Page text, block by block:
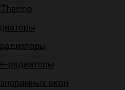
радиаторы
окон